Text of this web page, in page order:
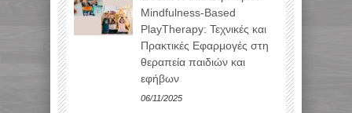
Mindfulness-Based
PlayTherapy: Τεχνικές και
Πρακτικές Εφαρμογές στη
θεραπεία παιδιών και
εφήβων
06/11/2025